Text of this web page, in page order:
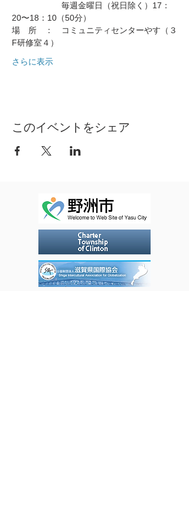
毎週金曜日（祝日除く）17：
20〜18：10（50分）
場　所　：　コミュニティセンターやす（３
F研修室４）
さらに表示
このイベントをシェア